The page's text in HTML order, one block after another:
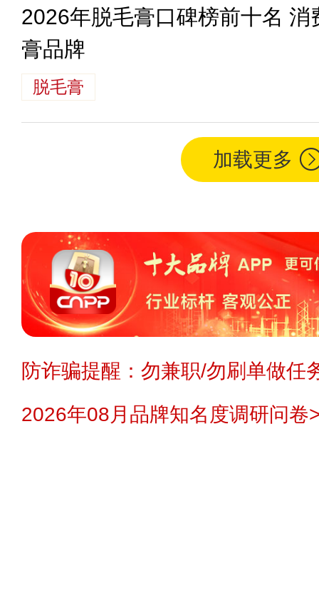
2026年脱毛膏口碑榜前十名
膏品牌
脱毛膏
加载更多
防诈骗提醒：勿兼职/勿刷单做任
2026年08月品牌知名度调研问卷